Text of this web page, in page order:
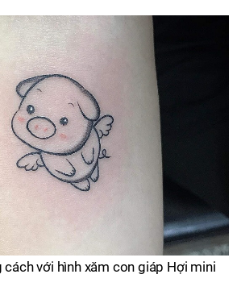
cách với hình xăm con giáp Hợi mini